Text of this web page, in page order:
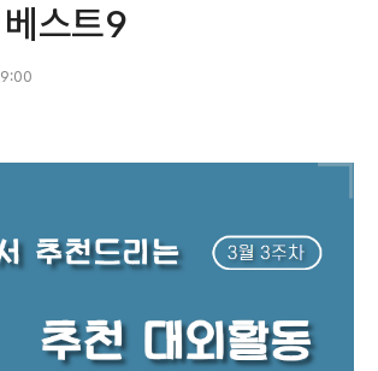
스트9